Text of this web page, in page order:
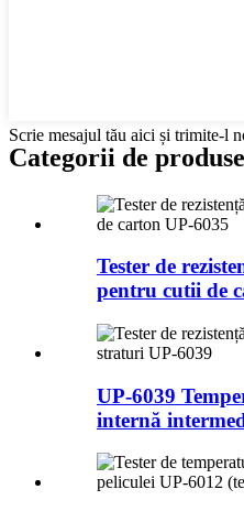
Scrie mesajul tău aici și trimite-l
Categorii de produse
Tester de
pentru cutii de
UP-6039
internă